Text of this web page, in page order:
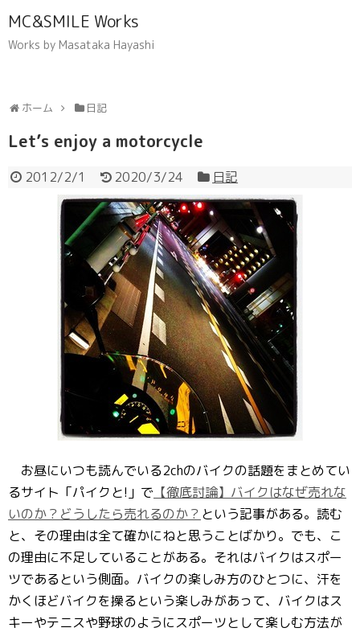
MC&SMILE Works
Works by Masataka Hayashi
ホーム 日記
Let’s enjoy a motorcycle
2012/2/1 2020/3/24 日記
お昼にいつも読んでいる2chのバイクの話題をまとめてい
るサイト「パイクと!」で 【徹底討論】バイクはなぜ売れな
いのか？どうしたら売れるのか？ という記事がある。読む
と、その理由は全て確かにねと思うことばかり。でも、こ
の理由に不足していることがある。それはバイクはスポー
ツであるという側面。バイクの楽しみ方のひとつに、汗を
かくほどバイクを操るという楽しみがあって、バイクはス
キーやテニスや野球のようにスポーツとして楽しむ方法が